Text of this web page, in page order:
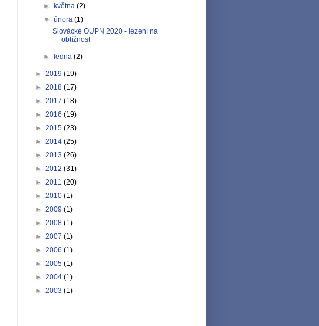
►května(2)
▼února(1)
Slovácké OUPN 2020 - lezení na
obtížnost
►ledna(2)
► 2019 (19)
► 2018 (17)
► 2017 (18)
► 2016 (19)
► 2015 (23)
► 2014 (25)
► 2013 (26)
► 2012 (31)
► 2011 (20)
► 2010 (1)
► 2009 (1)
► 2008 (1)
► 2007 (1)
► 2006 (1)
► 2005 (1)
► 2004 (1)
► 2003 (1)